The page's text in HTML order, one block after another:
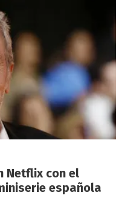
Netflix con el
española